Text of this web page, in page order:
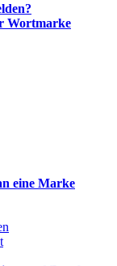
Wortmarke
eine Marke